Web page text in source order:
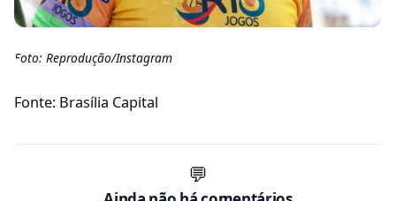
Foto: Reprodução/Instagram
Fonte: Brasília Capital
💬